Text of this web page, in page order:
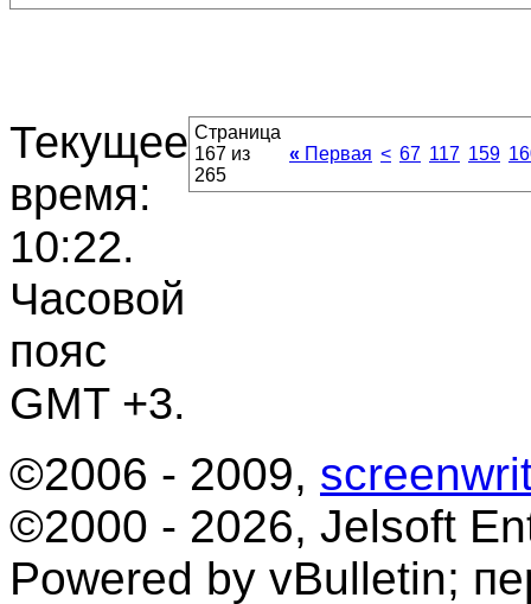
Текущее
время:
10:22.
Часовой
пояс
GMT +3.
Страница
167 из
265
« Первая < 67 117 159
©2006 - 2009,
©2000 - 2026, Jelsoft
Powered by vBulletin;